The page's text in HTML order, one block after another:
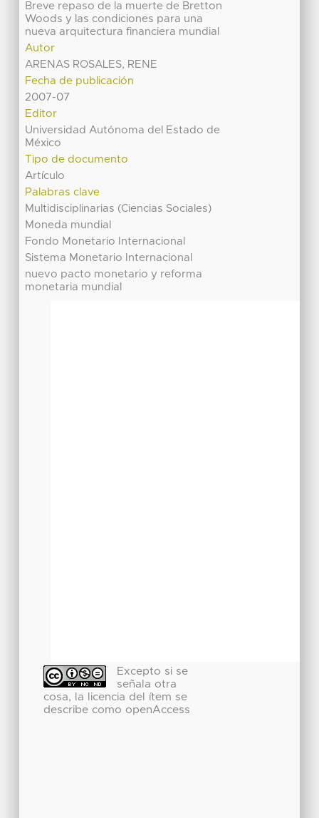
Breve repaso de la muerte de Bretton
Woods y las condiciones para una
nueva arquitectura financiera mundial
Autor
ARENAS ROSALES, RENE
Fecha de publicación
2007-07
Editor
Universidad Autónoma del Estado de
México
Tipo de documento
Artículo
Palabras clave
Multidisciplinarias (Ciencias Sociales)
Moneda mundial
Fondo Monetario Internacional
Sistema Monetario Internacional
nuevo pacto monetario y reforma
monetaria mundial
Excepto si se
señala otra
cosa, la licencia del ítem se
describe como openAccess